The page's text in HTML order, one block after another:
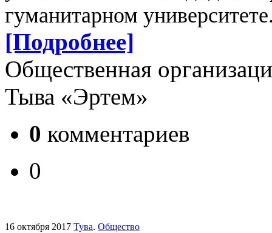
гуманитарном
[Подробнее]
Общественная
Тыва «Эртем»
0 комментариев
0
16 октября 2017 Тува. Общество